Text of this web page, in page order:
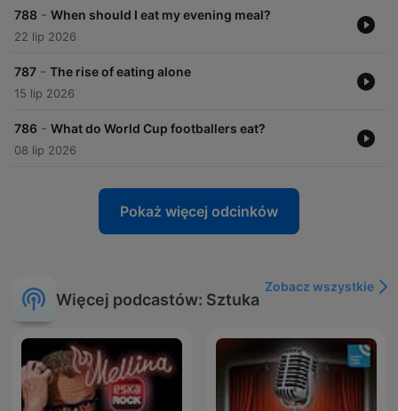
788 - When should I eat my evening meal?
22 lip 2026
787 - The rise of eating alone
15 lip 2026
786 - What do World Cup footballers eat?
08 lip 2026
Pokaż więcej odcinków
Więcej podcastów: Sztuka
Zobacz wszystkie